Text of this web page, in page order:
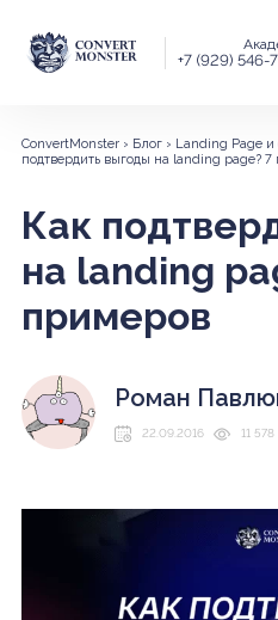
+7 (929) 546-
ConvertMonster› Блог› Landing Page и
подтвердить выгоды на landing page?
Как
на landing
примеров
Роман
22.09.2016 11 578